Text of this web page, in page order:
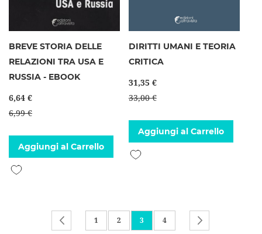
BREVE STORIA DELLE
RELAZIONI TRA USA E
RUSSIA - EBOOK
6,64 €
6,99 €
Aggiungi al Carrello
Aggiungi alla lista desideri
DIRITTI UMANI E TEORIA
CRITICA
31,35 €
33,00 €
Aggiungi al Carrello
Aggiungi alla lista desideri
Pagina Pagina
Precedente
Pagina
1 Pagina
2 Attualmente stai leggendo la
3 Pagina
4